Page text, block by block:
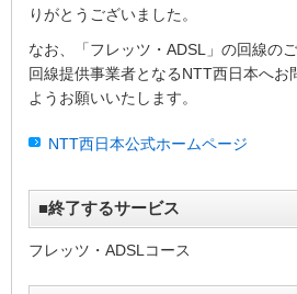
りがとうございました。
なお、「フレッツ・ADSL」の回線の
回線提供事業者となるNTT西日本へお
ようお願いいたします。
NTT西日本公式ホームページ
■終了するサービス
フレッツ・ADSLコース